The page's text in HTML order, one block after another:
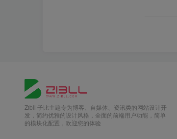
Zibll 子比主题专为博客、自媒体、资讯类的网站设计开
发，简约优雅的设计风格，全面的前端用户功能，简单
的模块化配置，欢迎您的体验